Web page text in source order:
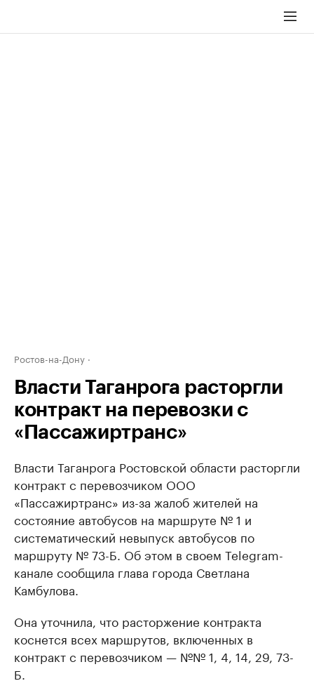
Ростов-на-Дону
Власти Таганрога расторгли
контракт на перевозки с
«Пассажиртранс»
Власти Таганрога Ростовской области расторгли
контракт с перевозчиком ООО
«Пассажиртранс» из-за жалоб жителей на
состояние автобусов на маршруте № 1 и
систематический невыпуск автобусов по
маршруту № 73-Б. Об этом в своем Telegram-
канале сообщила глава города Светлана
Камбулова.
Она уточнила, что расторжение контракта
коснется всех маршрутов, включенных в
контракт с перевозчиком — №№ 1, 4, 14, 29, 73-
Б.